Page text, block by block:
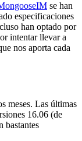
se han
especificaciones
han optado por
intentar llevar a
nos aporta cada
meses. Las últimas
16.06 (de
bastantes